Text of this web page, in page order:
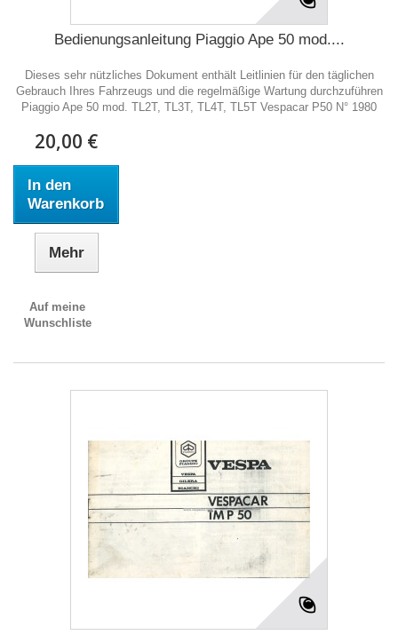
Bedienungsanleitung Piaggio Ape 50 mod....
Dieses sehr nützliches Dokument enthält Leitlinien für den täglichen
Gebrauch Ihres Fahrzeugs und die regelmäßige Wartung durchzuführen
Piaggio Ape 50 mod. TL2T, TL3T, TL4T, TL5T Vespacar P50 N° 1980
20,00 €
In den
Warenkorb
Mehr
Auf meine
Wunschliste